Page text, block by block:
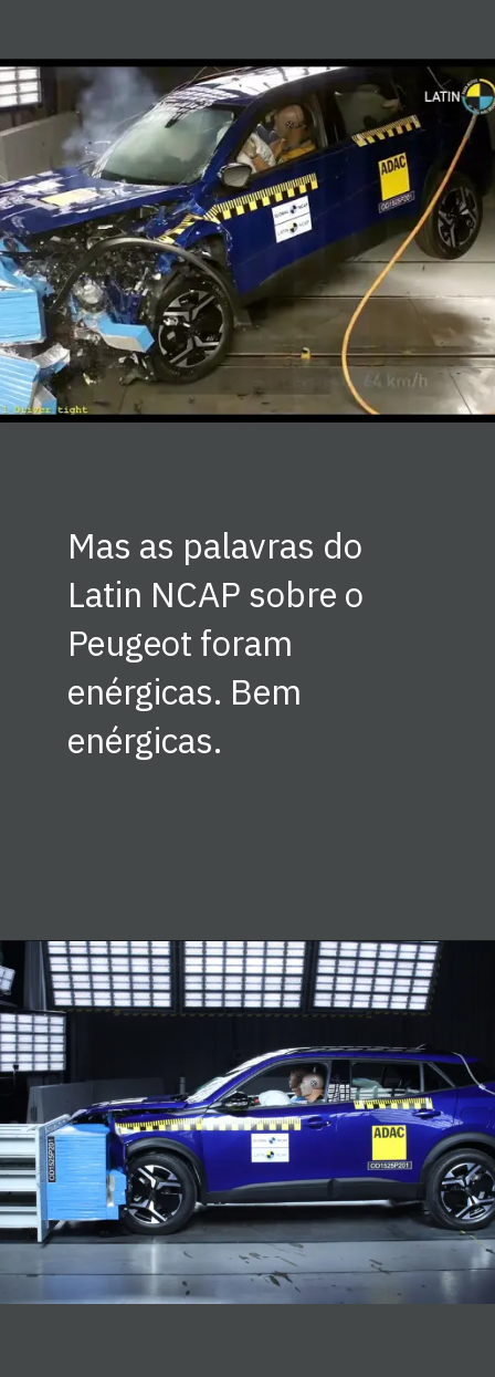
Opening https://www.automaistv.com.br/novidades/peugeot-2008-ganha-1-estrela-nos-testes-do-latin-ncap/
Mas as palavras do
Latin NCAP sobre o
Peugeot foram
enérgicas. Bem